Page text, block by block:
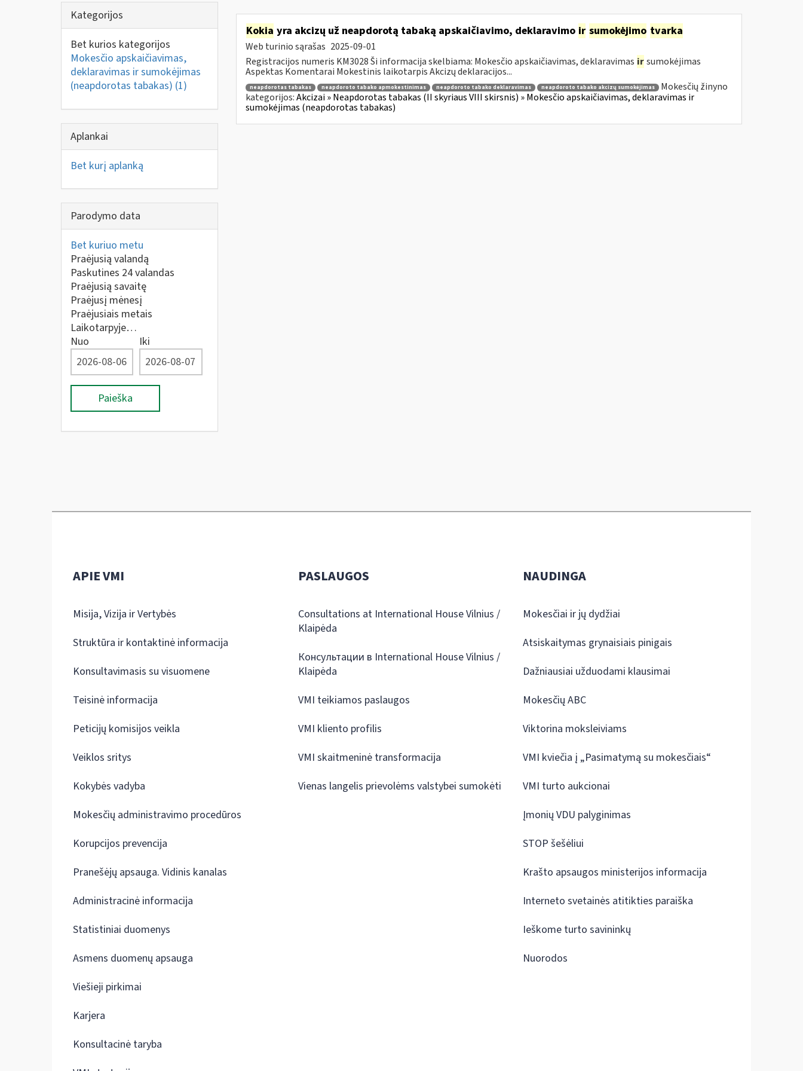
Kategorijos
Bet kurios kategorijos
Mokesčio apskaičiavimas,
deklaravimas ir sumokėjimas
(neapdorotas tabakas) (1)
Aplankai
Bet kurį aplanką
Parodymo data
Bet kuriuo metu
Praėjusią valandą
Paskutines 24 valandas
Praėjusią savaitę
Praėjusį mėnesį
Praėjusiais metais
Laikotarpyje…
Nuo
Iki
Paieška
Kokia yra akcizų už neapdorotą tabaką apskaičiavimo, deklaravimo ir sumokėjimo tvarka
Web turinio sąrašas 2025-09-01
Registracijos numeris KM3028 Ši informacija skelbiama: Mokesčio apskaičiavimas, deklaravimas ir sumokėjimas
Aspektas Komentarai Mokestinis laikotarpis Akcizų deklaracijos...
neapdorotas tabakas neapdoroto tabako apmokestinimas neapdoroto tabako deklaravimas neapdoroto tabako akcizų sumokėjimas
Mokesčių žinyno
kategorijos:Akcizai » Neapdorotas tabakas (II skyriaus VIII skirsnis) » Mokesčio apskaičiavimas, deklaravimas ir
sumokėjimas (neapdorotas tabakas)
APIE VMI
Misija, Vizija ir Vertybės
Struktūra ir kontaktinė informacija
Konsultavimasis su visuomene
Teisinė informacija
Peticijų komisijos veikla
Veiklos sritys
Kokybės vadyba
Mokesčių administravimo procedūros
Korupcijos prevencija
Pranešėjų apsauga. Vidinis kanalas
Administracinė informacija
Statistiniai duomenys
Asmens duomenų apsauga
Viešieji pirkimai
Karjera
Konsultacinė taryba
PASLAUGOS
Consultations at International House Vilnius /
Klaipėda
Консультации в International House Vilnius /
Klaipėda
VMI teikiamos paslaugos
VMI kliento profilis
VMI skaitmeninė transformacija
Vienas langelis prievolėms valstybei sumokėti
NAUDINGA
Mokesčiai ir jų dydžiai
Atsiskaitymas grynaisiais pinigais
Dažniausiai užduodami klausimai
Mokesčių ABC
Viktorina moksleiviams
VMI kviečia į „Pasimatymą su mokesčiais“
VMI turto aukcionai
Įmonių VDU palyginimas
STOP šešėliui
Krašto apsaugos ministerijos informacija
Interneto svetainės atitikties paraiška
Ieškome turto savininkų
Nuorodos